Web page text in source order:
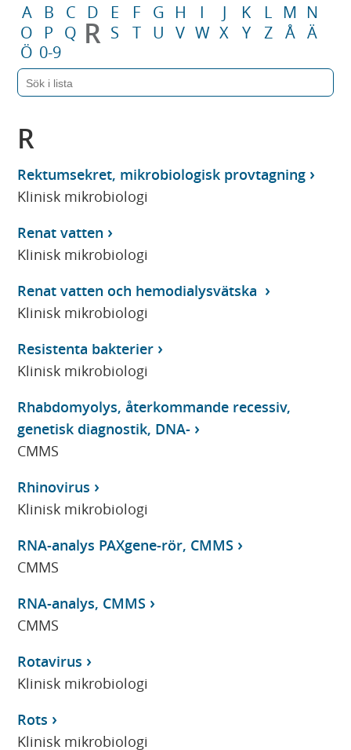
A B C D E F G H I J K L M N
O
P Q R S T U V W X Y Z Å Ä
Ö 0-9
R
Rektumsekret, mikrobiologisk provtagning
Klinisk mikrobiologi
Renat vatten
Klinisk mikrobiologi
Renat vatten och hemodialysvätska
Klinisk mikrobiologi
Resistenta bakterier
Klinisk mikrobiologi
Rhabdomyolys, återkommande recessiv,
genetisk diagnostik, DNA-
CMMS
Rhinovirus
Klinisk mikrobiologi
RNA-analys PAXgene-rör, CMMS
CMMS
RNA-analys, CMMS
CMMS
Rotavirus
Klinisk mikrobiologi
Rots
Klinisk mikrobiologi